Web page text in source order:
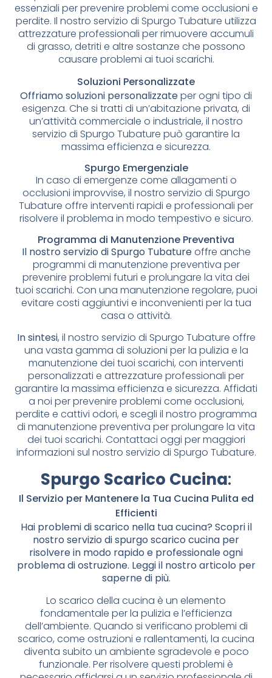
essenziali per prevenire problemi come occlusioni e
perdite. Il nostro servizio di Spurgo Tubature utilizza
attrezzature professionali per rimuovere accumuli
di grasso, detriti e altre sostanze che possono
causare problemi ai tuoi scarichi.
Soluzioni Personalizzate
Offriamo soluzioni personalizzateper ogni tipo di
esigenza. Che si tratti di un’abitazione privata, di
un’attività commerciale o industriale, il nostro
servizio di Spurgo Tubature può garantire la
massima efficienza e sicurezza.
Spurgo Emergenziale
In caso di emergenze come allagamenti o
occlusioni improvvise, il nostro servizio di Spurgo
Tubature offre interventi rapidi e professionali per
risolvere il problema in modo tempestivo e sicuro.
Programma di Manutenzione Preventiva
Il nostro servizio di Spurgo Tubatureoffre anche
programmi di manutenzione preventiva per
prevenire problemi futuri e prolungare la vita dei
tuoi scarichi. Con una manutenzione regolare, puoi
evitare costi aggiuntivi e inconvenienti per la tua
casa o attività.
In sintesi, il nostro servizio di Spurgo Tubature offre
una vasta gamma di soluzioni per la pulizia e la
manutenzione dei tuoi scarichi, con interventi
personalizzati e attrezzature professionali per
garantire la massima efficienza e sicurezza. Affidati
a noi per prevenire problemi come occlusioni,
perdite e cattivi odori, e scegli il nostro programma
di manutenzione preventiva per prolungare la vita
dei tuoi scarichi. Contattaci oggi per maggiori
informazioni sul nostro servizio di Spurgo Tubature.
Spurgo Scarico Cucina:
Il Servizio per Mantenere la Tua Cucina Pulita ed
Efficienti
Hai problemi di scarico nella tua cucina? Scopri il
nostro servizio di spurgo scarico cucina per
risolvere in modo rapido e professionale ogni
problema di ostruzione. Leggi il nostro articolo per
saperne di più.
Lo scarico della cucina è un elemento
fondamentale per la pulizia e l’efficienza
dell’ambiente. Quando si verificano problemi di
scarico, come ostruzioni e rallentamenti, la cucina
diventa subito un ambiente sgradevole e poco
funzionale. Per risolvere questi problemi è